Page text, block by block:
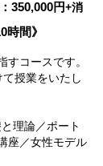
350,000円+消
時間》
すコースです。
授業をいたし
理論／ポート
座／女性モデル